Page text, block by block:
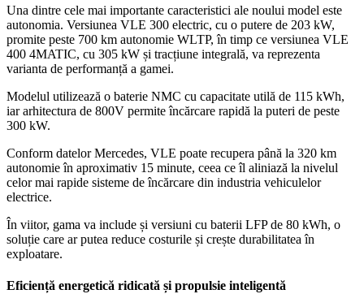
Una dintre cele mai importante caracteristici ale noului model este
autonomia. Versiunea VLE 300 electric, cu o putere de 203 kW,
promite peste 700 km autonomie WLTP, în timp ce versiunea VLE
400 4MATIC, cu 305 kW și tracțiune integrală, va reprezenta
varianta de performanță a gamei.
Modelul utilizează o baterie NMC cu capacitate utilă de 115 kWh,
iar arhitectura de 800V permite încărcare rapidă la puteri de peste
300 kW.
Conform datelor Mercedes, VLE poate recupera până la 320 km
autonomie în aproximativ 15 minute, ceea ce îl aliniază la nivelul
celor mai rapide sisteme de încărcare din industria vehiculelor
electrice.
În viitor, gama va include și versiuni cu baterii LFP de 80 kWh, o
soluție care ar putea reduce costurile și crește durabilitatea în
exploatare.
Eficiență energetică ridicată și propulsie inteligentă